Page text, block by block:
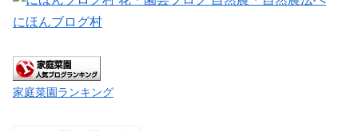
にほんブログ村
家庭菜園ランキング